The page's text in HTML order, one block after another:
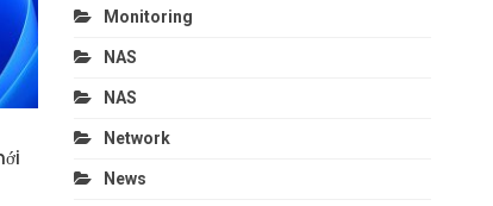
Monitoring
NAS
NAS
Network
News